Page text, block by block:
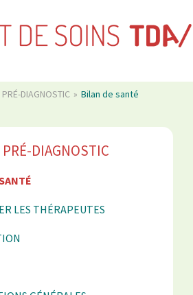
PRÉ-DIAGNOSTIC Bilan de santé
PRÉ-DIAGNOSTIC
LES THÉRAPEUTES